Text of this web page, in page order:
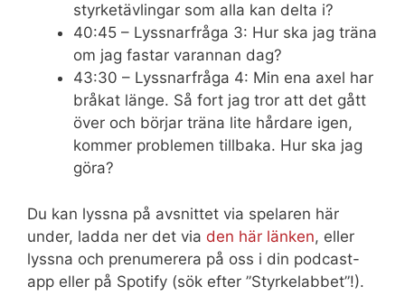
styrketävlingar som alla kan delta i?
40:45 – Lyssnarfråga 3: Hur ska jag träna
om jag fastar varannan dag?
43:30 – Lyssnarfråga 4: Min ena axel har
bråkat länge. Så fort jag tror att det gått
över och börjar träna lite hårdare igen,
kommer problemen tillbaka. Hur ska jag
göra?
Du kan lyssna på avsnittet via spelaren här
under, ladda ner det via den här länken, eller
lyssna och prenumerera på oss i din podcast-
app eller på Spotify (sök efter ”Styrkelabbet”!).